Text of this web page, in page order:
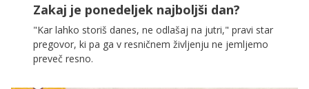
Zakaj je ponedeljek najboljši dan?
"Kar lahko storiš danes, ne odlašaj na jutri," pravi star
pregovor, ki pa ga v resničnem življenju ne jemljemo
preveč resno.